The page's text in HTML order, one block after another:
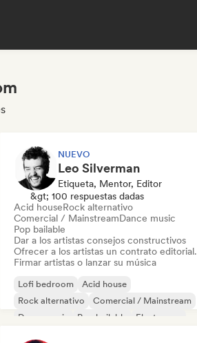
NUEVO
Leo Silverman
Etiqueta, Mentor, Editor
&gt; 100 respuestas dadas
Acid houseRock alternativo
Comercial / MainstreamDance music
Pop bailable
Dar a los artistas consejos constructivos
Ofrecer a los artistas un contrato editorial.
Firmar artistas o lanzar su música
Lofi bedroom
Acid house
Rock alternativo
Comercial / Mainstream
Dance music
Pop bailable
Electropop